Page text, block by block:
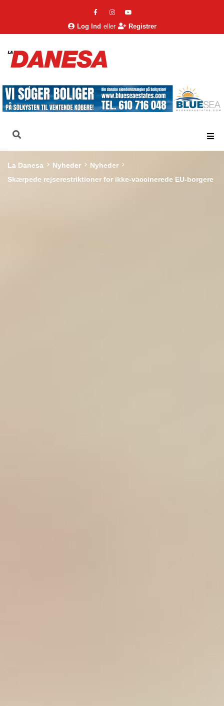
Log Ind eller Registrer
La Danesa Nyheder
Nyheder
Skærpede rejserestriktioner for ikke-vaccinerede EU-borgere